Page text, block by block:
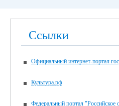
Ссылки
Официальный интернет-портал
Культура.рф
Федеральный портал "Российское